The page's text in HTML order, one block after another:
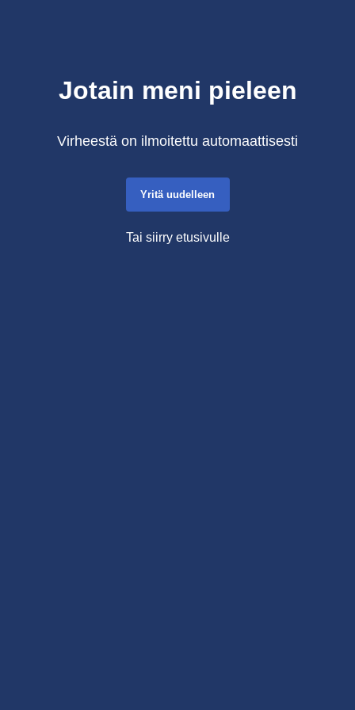
Jotain meni pieleen
Virheestä on ilmoitettu automaattisesti
Yritä uudelleen
Tai siirry etusivulle